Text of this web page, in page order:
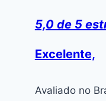
5,0 de 5
Excelente,
Avaliado no